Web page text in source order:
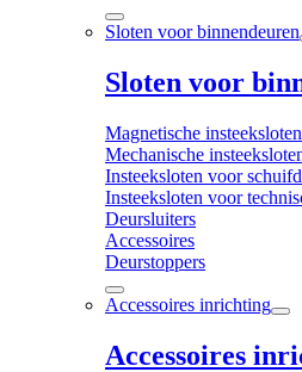
Sloten voor binnendeuren
Sloten voor
Magnetische insteeksloten
Mechanische
Insteeksloten voor
Insteeksloten voor
Deursluiters
Accessoires
Deurstoppers
Accessoires inrichting
Accessoires